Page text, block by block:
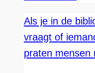
Als je in de
vraagt of
praten mensen